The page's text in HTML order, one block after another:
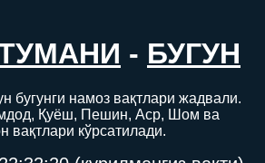
- БУГУН
бугунги намоз вақтлари жадвали.
Қуёш, Пешин, Аср, Шом ва
вақтлари кўрсатилади.